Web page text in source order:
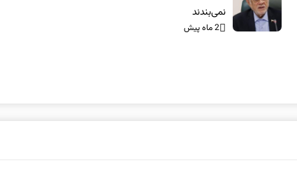
نمی‌بندند
2 ماه پیش